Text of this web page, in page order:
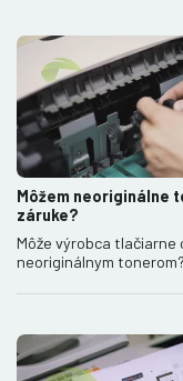
Môžem neoriginálne
záruke?
Môže výrobca
neoriginálnym tonerom?